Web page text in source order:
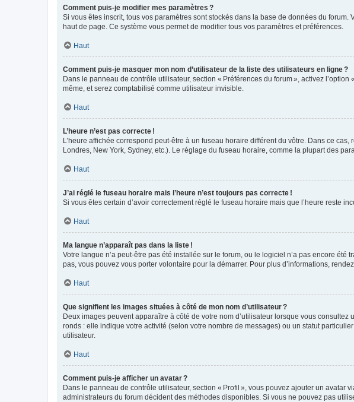
Comment puis-je modifier mes paramètres ?
Si vous êtes inscrit, tous vos paramètres sont stockés dans la base de données du
haut de page. Ce système vous permet de modifier tous vos paramètres et préférences.
Haut
Comment puis-je masquer mon nom d’utilisateur de la liste des utilisateurs en ligne ?
Dans le panneau de contrôle utilisateur, section « Préférences du forum », activez
même, et serez comptabilisé comme utilisateur invisible.
Haut
L’heure n’est pas correcte !
L’heure affichée correspond peut-être à un fuseau horaire différent du vôtre. Dans ce
Londres, New York, Sydney, etc.). Le réglage du fuseau horaire, comme la plupart des
Haut
J’ai réglé le fuseau horaire mais l’heure n’est toujours pas correcte !
Si vous êtes certain d’avoir correctement réglé le fuseau horaire mais que l’heure reste
Haut
Ma langue n’apparaît pas dans la liste !
Votre langue n’a peut-être pas été installée sur le forum, ou le logiciel n’a pas encore
pas, vous pouvez vous porter volontaire pour la démarrer. Pour plus d’informations,
Haut
Que signifient les images situées à côté de mon nom d’utilisateur ?
Deux images peuvent apparaître à côté de votre nom d’utilisateur lorsque vous
ronds : elle indique votre activité (selon votre nombre de messages) ou un statut
utilisateur.
Haut
Comment puis-je afficher un avatar ?
Dans le panneau de contrôle utilisateur, section « Profil », vous pouvez ajouter un avatar
administrateurs du forum décident des méthodes disponibles. Si vous ne pouvez pas